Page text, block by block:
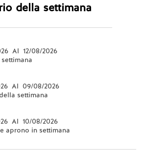
della settimana
Al 12/08/2026
Al 09/08/2026
settimana
Al 10/08/2026
aprono in settimana